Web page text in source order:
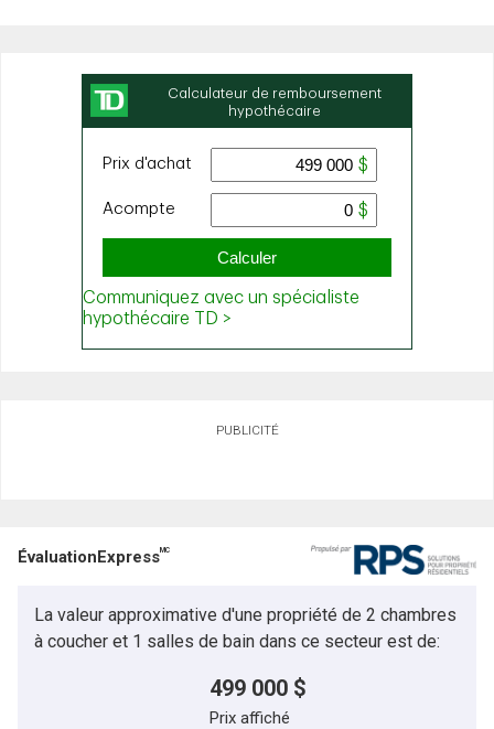
PUBLICITÉ
ÉvaluationExpressMC
La valeur approximative d'une propriété de 2 chambres
à coucher et 1 salles de bain dans ce secteur est de:
499 000 $
Prix affiché